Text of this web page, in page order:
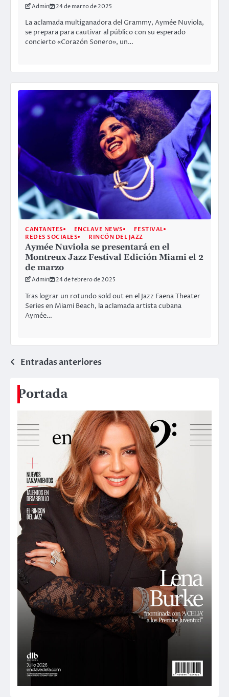
Admin 24 de marzo de 2025
La aclamada multiganadora del Grammy, Aymée Nuviola,
se prepara para cautivar al público con su esperado
concierto «Corazón Sonero», un…
CANTANTES ENCLAVE NEWS
FESTIVAL
REDES SOCIALES
RINCÓN DEL JAZZ
Aymée Nuviola se presentará en el
Montreux Jazz Festival Edición Miami el 2
de marzo
Admin 24 de febrero de 2025
Tras lograr un rotundo sold out en el Jazz Faena Theater
Series en Miami Beach, la aclamada artista cubana
Aymée…
Navegación
de
entradas
Entradas anteriores
Portada